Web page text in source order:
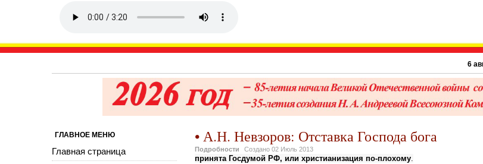
6
• А.Н. Невзоров: Отставка Господа бога
Подробности Создано 02 Июль 2013
принята Госдумой РФ, или христианизация по-плохому
ГЛАВНОЕ МЕНЮ
Главная страница